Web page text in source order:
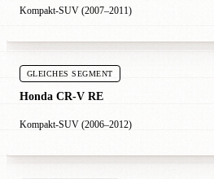
Kompakt-SUV (2007–2011)
GLEICHES SEGMENT
Honda CR-V RE
Kompakt-SUV (2006–2012)